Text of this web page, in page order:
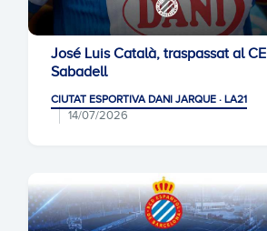
José Luis Català, traspassat al CE
Sabadell
CIUTAT ESPORTIVA DANI JARQUE · LA21
14/07/2026